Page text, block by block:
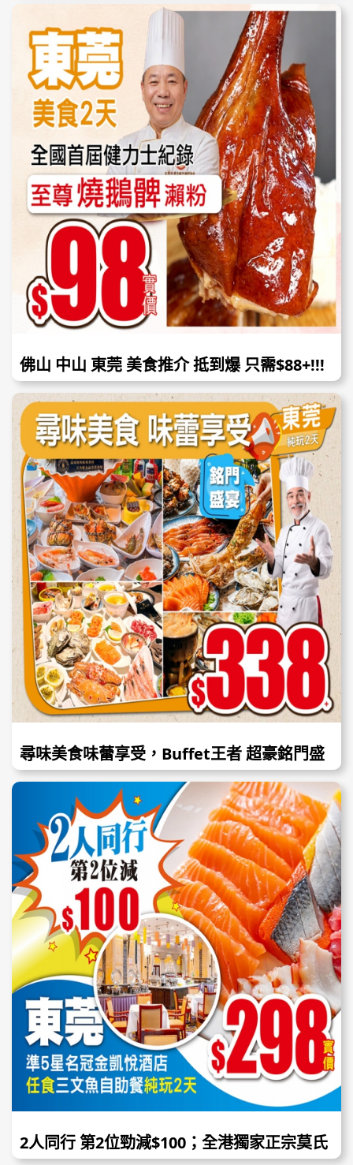
需$198+
佛山 中山 東莞 美食推介 抵到爆 只需$88+!!!
尋味美食味蕾享受，Buffet王者 超豪銘門盛
宴/君濠酒店/海悅酒店三文魚海鮮自助餐/正
宗莫氏雞煲，$68起！
2人同行 第2位勁減$100；全港獨家正宗莫氏